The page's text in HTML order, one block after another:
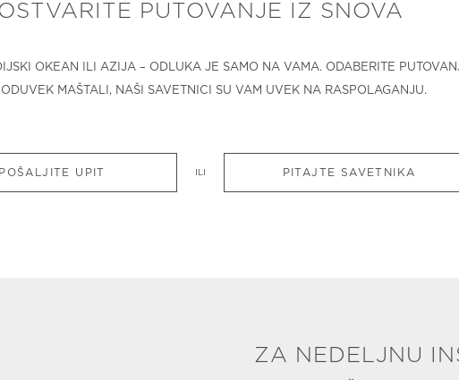
PUTOVANJE IZ SNOVA
OKEAN ILI AZIJA – ODLUKA JE SAMO NA VAMA. ODABERITE
ODUVEK MAŠTALI, NAŠI SAVETNICI SU VAM UVEK NA RASPOLAGANJU.
POŠALJITE UPIT ILI PITAJTE SAVETNIKA
ZA NEDELJNU